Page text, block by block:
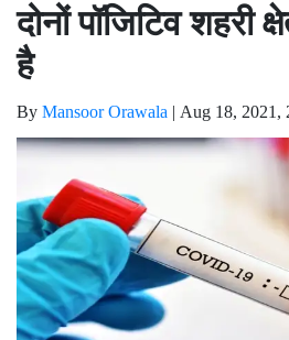
दोनों पॉजिटिव शहरी
है
By Mansoor Orawala | Aug 18, 2021,